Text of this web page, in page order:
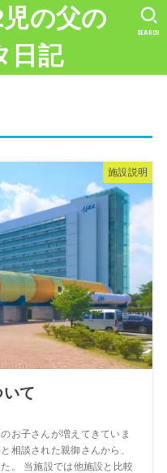
の父の
日記
SEARCH
施設説明
て
お子さんが増えてきていま
相談された親御さんから、
。 当施設では他施設と比較